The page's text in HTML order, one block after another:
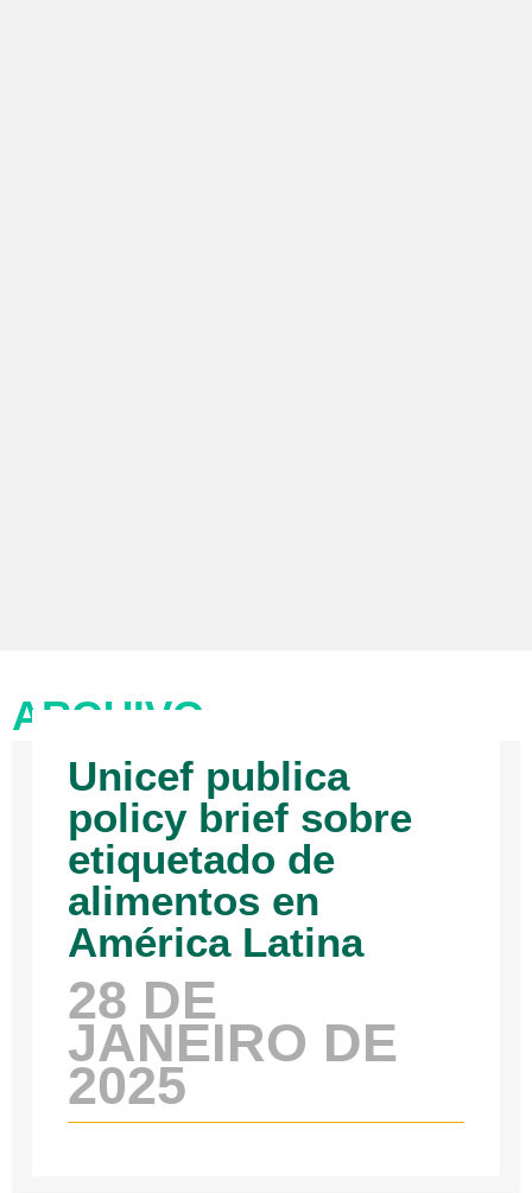
ARQUIVO
Unicef publica
policy brief sobre
etiquetado de
alimentos en
América Latina
28 DE
JANEIRO DE
2025